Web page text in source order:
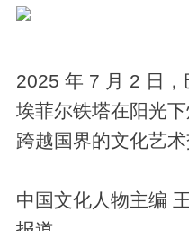
2025 年 7 月 2 日，
埃菲尔铁塔在阳光
跨越国界的文化艺
中国文化人物主编